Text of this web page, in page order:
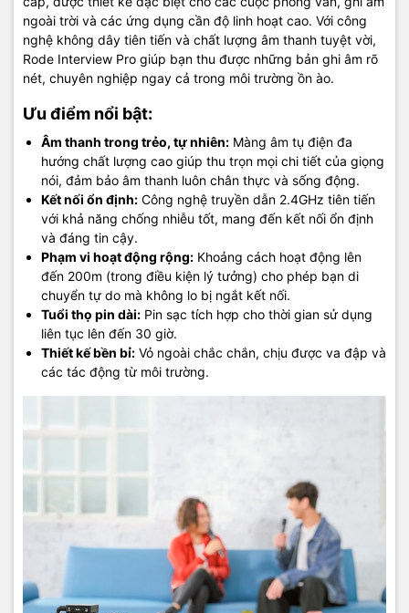
ngoài trời và các ứng dụng cần độ linh hoạt cao. Với công
nghệ không dây tiên tiến và chất lượng âm thanh tuyệt vời,
Rode Interview Pro giúp bạn thu được những bản ghi âm rõ
nét, chuyên nghiệp ngay cả trong môi trường ồn ào.
Ưu điểm nổi bật:
Âm thanh trong trẻo, tự nhiên: Màng âm tụ điện đa
hướng chất lượng cao giúp thu trọn mọi chi tiết của giọng
nói, đảm bảo âm thanh luôn chân thực và sống động.
Kết nối ổn định: Công nghệ truyền dẫn 2.4GHz tiên tiến
với khả năng chống nhiễu tốt, mang đến kết nối ổn định
và đáng tin cậy.
Phạm vi hoạt động rộng: Khoảng cách hoạt động lên
đến 200m (trong điều kiện lý tưởng) cho phép bạn di
chuyển tự do mà không lo bị ngắt kết nối.
Tuổi thọ pin dài: Pin sạc tích hợp cho thời gian sử dụng
liên tục lên đến 30 giờ.
Thiết kế bền bỉ: Vỏ ngoài chắc chắn, chịu được va đập và
các tác động từ môi trường.